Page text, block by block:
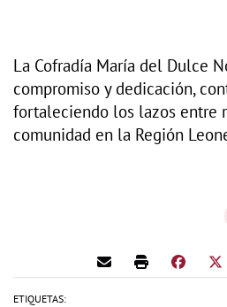
La Cofradía María del Dulce
compromiso y dedicación,
fortaleciendo los lazos entre
comunidad en la Región
ETIQUETAS: